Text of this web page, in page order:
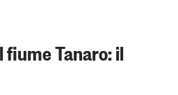
Tanaro: il